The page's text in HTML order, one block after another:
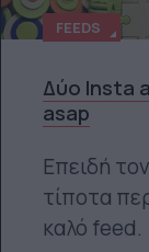
FEEDS
Δύο Insta
asap
Επειδή
τίποτα
καλό feed.